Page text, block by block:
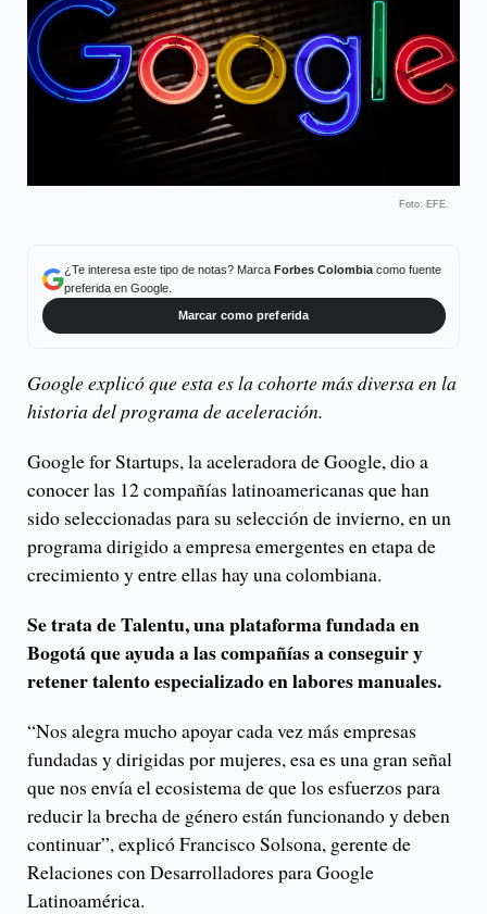
Foto: EFE.
¿Te interesa este tipo de notas? Marca Forbes Colombiacomo fuente
preferida en Google.
Marcar como preferida
Google explicó que esta es la cohorte más diversa en la
historia del programa de aceleración.
Google for Startups, la aceleradora de Google, dio a
conocer las 12 compañías latinoamericanas que han
sido seleccionadas para su selección de invierno, en un
programa dirigido a empresa emergentes en etapa de
crecimiento y entre ellas hay una colombiana.
Se trata de Talentu, una plataforma fundada en
Bogotá que ayuda a las compañías a conseguir y
retener talento especializado en labores manuales.
“Nos alegra mucho apoyar cada vez más empresas
fundadas y dirigidas por mujeres, esa es una gran señal
que nos envía el ecosistema de que los esfuerzos para
reducir la brecha de género están funcionando y deben
continuar”, explicó Francisco Solsona, gerente de
Relaciones con Desarrolladores para Google
Latinoamérica.